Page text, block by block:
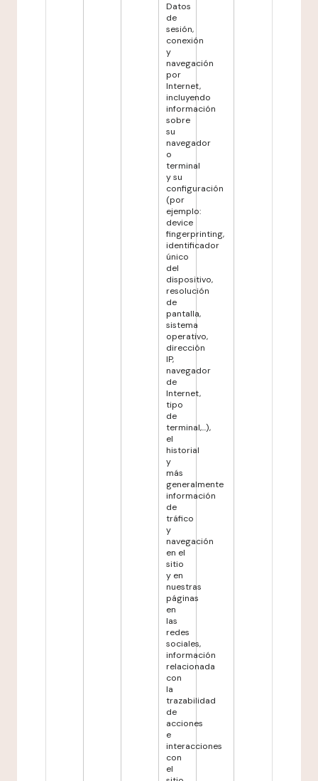
Datos
de
sesión,
conexión
y
navegación
por
Internet,
incluyendo
información
sobre
su
navegador
o
terminal
y su
configuración
(por
ejemplo:
device
fingerprinting,
identificador
único
del
dispositivo,
resolución
de
pantalla,
sistema
operativo,
dirección
IP,
navegador
de
Internet,
tipo
de
terminal,...),
el
historial
y
más
generalmente
información
de
tráfico
y
navegación
en el
sitio
y en
nuestras
páginas
en
las
redes
sociales,
información
relacionada
con
la
trazabilidad
de
acciones
e
interacciones
con
el